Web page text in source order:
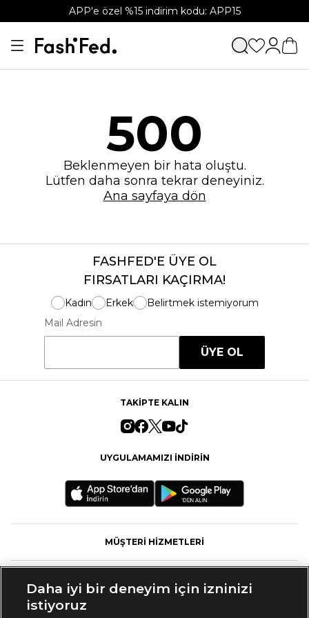
APP'e özel %15 indirim kodu: APP15
500
Beklenmeyen bir hata oluştu.
Lütfen daha sonra tekrar deneyiniz.
Ana sayfaya dön
FASHFED'E ÜYE OL
FIRSATLARI KAÇIRMA!
Kadın Erkek
Belirtmek istemiyorum
Mail Adresin
ÜYE OL
TAKİPTE KALIN
UYGULAMAMIZI İNDİRİN
MÜŞTERİ HİZMETLERİ
Daha iyi bir deneyim için izninizi
istiyoruz